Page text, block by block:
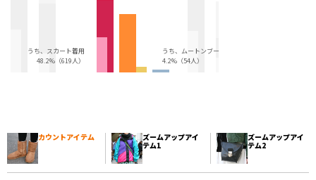
うち、スカート着用
48.2%（619人）
うち、ムートンブーツ
4.2%（54人）
カウントアイテム
ズームアップアイ
テム1
ズームアップアイ
テム2